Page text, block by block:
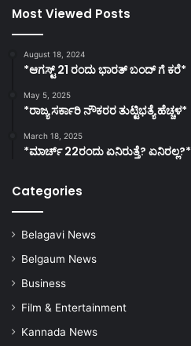
Most Viewed Posts
August 18, 2024
*ಆಗಸ್ಟ್ 21 ರಂದು ಭಾರತ್‌ ಬಂದ್‌ ಗೆ ಕರೆ*
May 5, 2025
*ರಾಜ್ಯ ಸರ್ಕಾರಿ ನೌಕರರ ತುಟ್ಟಿಭತ್ಯೆ ಹೆಚ್ಚಳ*
March 18, 2025
*ಮಾರ್ಚ್ 22ರಂದು ಏನಿರುತ್ತೆ? ಏನಿರಲ್ಲ?*
Categories
Belagavi News
Belgaum News
Business
Film & Entertainment
Kannada News